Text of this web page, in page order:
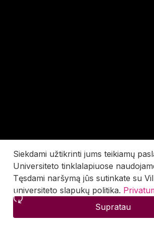
Siekdami užtikrinti jums teikiamų
Universiteto tinklalapiuose
Tęsdami naršymą jūs sutinkate su
universiteto slapukų politika.
Supratau